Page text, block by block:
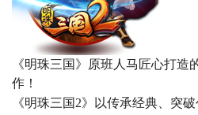
《明珠三国》原班人马匠心打造
作！
《明珠三国2》以传承经典、突